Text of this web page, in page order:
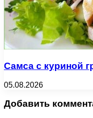
Самса с куриной
05.08.2026
Добавить